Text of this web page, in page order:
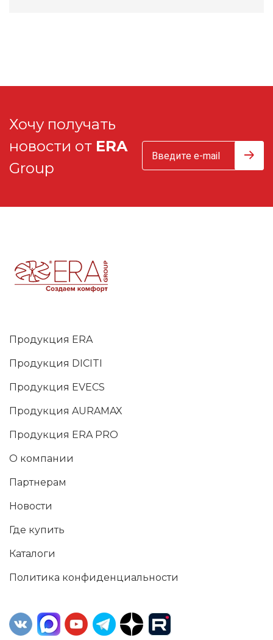
Хочу получать
новости от ERA
Group
Продукция ERA
Продукция DICITI
Продукция EVECS
Продукция AURAMAX
Продукция ERA PRO
О компании
Партнерам
Новости
Где купить
Каталоги
Политика конфиденциальности